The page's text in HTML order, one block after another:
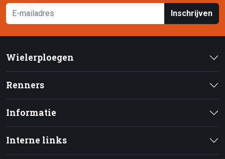
Inschrijven
Wielerploegen
Renners
Informatie
Interne links